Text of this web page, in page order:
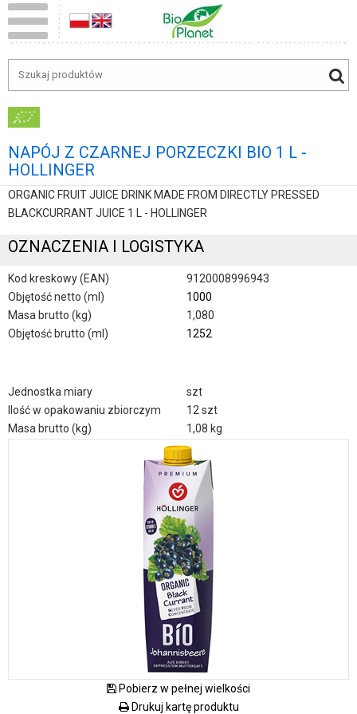
NAPÓJ Z CZARNEJ PORZECZKI BIO 1 L -
HOLLINGER
ORGANIC FRUIT JUICE DRINK MADE FROM DIRECTLY PRESSED
BLACKCURRANT JUICE 1 L - HOLLINGER
OZNACZENIA I LOGISTYKA
Kod kreskowy (EAN)
9120008996943
Objętość netto (ml)
1000
Masa brutto (kg)
1,080
Objętość brutto (ml)
1252
Jednostka miary
szt
Ilość w opakowaniu zbiorczym
12 szt
Masa brutto (kg)
1,08 kg
Pobierz w pełnej wielkości
Drukuj kartę produktu